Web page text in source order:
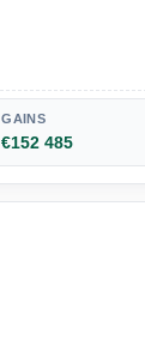
GAINS
€152 485